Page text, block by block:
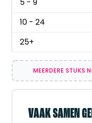
5 - 9
10 - 24
25+
MEERDERE STUKS
VAAK SAMEN